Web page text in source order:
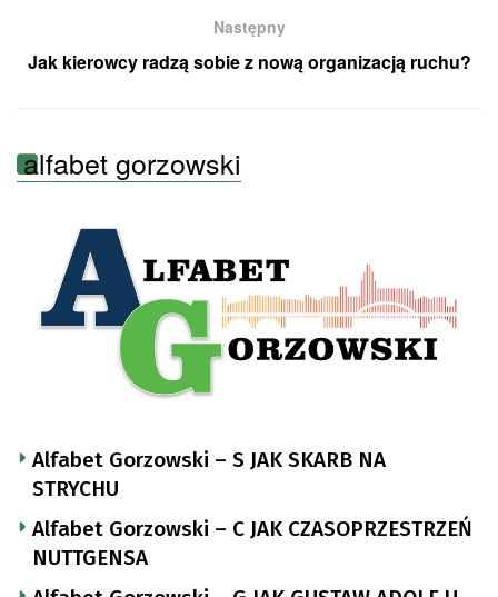
Następny
Jak kierowcy radzą sobie z nową organizacją ruchu?
alfabet gorzowski
Alfabet Gorzowski – S JAK SKARB NA
STRYCHU
Alfabet Gorzowski – C JAK CZASOPRZESTRZEŃ
NUTTGENSA